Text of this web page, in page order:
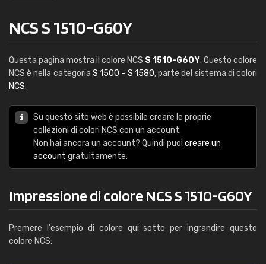
NCS S 1510-G60Y
Questa pagina mostra il colore NCS S 1510-G60Y. Questo colore
NCS è nella categoria S 1500 - S 1580, parte del sistema di colori
NCS.
Su questo sito web è possibile creare le proprie
collezioni di colori NCS con un account.
Non hai ancora un account? Quindi puoi creare un
account gratuitamente.
Impressione di colore NCS S 1510-G60Y
Premere l'esempio di colore qui sotto per ingrandire questo
colore NCS: